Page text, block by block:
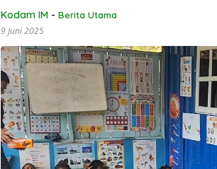
Kodam IM - Berita Utama
9 Juni 2025